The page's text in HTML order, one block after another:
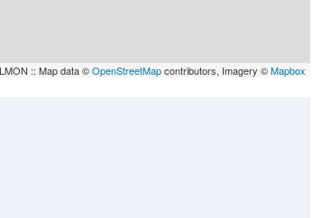
:: Map data ©OpenStreetMapcontributors, Imagery ©Mapbox